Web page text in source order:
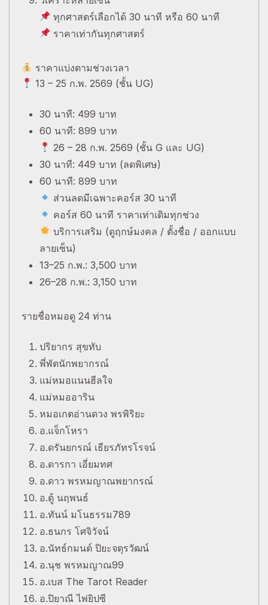
ทุกศาสตร์เลือกได้ 30 นาที หรือ 60 นาที
ราคาเท่ากันทุกศาสตร์
ราคาแบ่งตามช่วงเวลา
13 – 25 ก.พ. 2569 (ชั้น UG)
30 นาที: 499 บาท
60 นาที: 899 บาท
26 – 28 ก.พ. 2569 (ชั้น G และ UG)
30 นาที: 449 บาท (ลดพิเศษ)
60 นาที: 899 บาท
ส่วนลดมีเฉพาะคอร์ส 30 นาที
คอร์ส 60 นาที ราคาเท่าเดิมทุกช่วง
บริการเสริม (ดูฤกษ์มงคล / ตั้งชื่อ / ออกแบบ
ลายเซ็น)
13–25 ก.พ.: 3,500 บาท
26–28 ก.พ.: 3,150 บาท
รายชื่อหมอดู 24 ท่าน
ปริยากร สุขทับ
พี่พัตนักพยากรณ์
แม่หมอแนนฮีลใจ
แม่หมออาริน
หมอเกตอ่านดวง พรพิริยะ
อ.แจ็กโหรา
อ.ดรันยกรณ์ เธียรภัทรโรจน์
อ.ดารกา เอี่ยมทศ
อ.ดาว พรหมญาณพยากรณ์
อ.ตู้ นฤพนธ์
อ.ทันน์ มโนธรรม789
อ.ธนกร โศจิวัจน์
อ.นัทธ์กมนต์ ปิยะจตุรวัฒน์
อ.นุช พรหมญาณ99
อ.เบส The Tarot Reader
อ.ปิยาณี ไพ่ยิปซี